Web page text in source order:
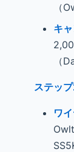
（
キ
（
ステッ
ワ